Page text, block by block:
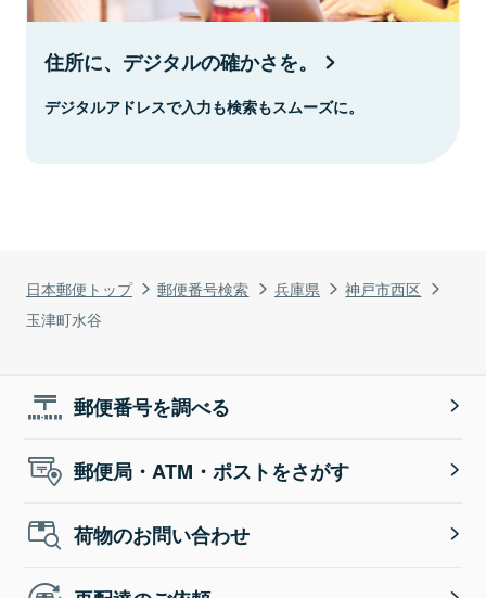
日本郵便トップ 郵便番号検索 兵庫県
神戸市西区
玉津町水谷
住所に、デジタルの確かさを。
デジタルアドレスで入力も検索もスムーズに。
郵便番号を調べる
郵便局・ATM・ポストをさがす
荷物のお問い合わせ